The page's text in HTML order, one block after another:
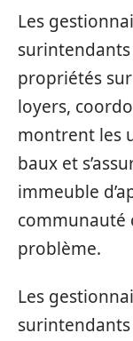
Les
propriétés
loyers,
montrent les
baux et
immeuble
communauté
problème.
Les